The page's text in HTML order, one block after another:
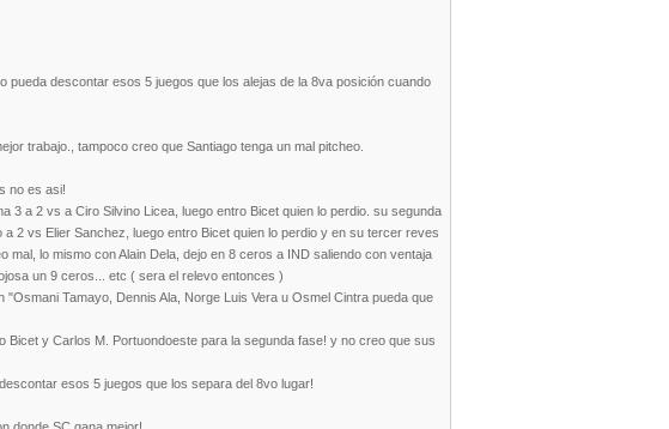
pueda descontar esos 5 juegos que los alejas de la 8va posición cuando
trabajo., tampoco creo que Santiago tenga un mal pitcheo.
no es asi!
3 a 2 vs a Ciro Silvino Licea, luego entro Bicet quien lo perdio. su segunda
2 vs Elier Sanchez, luego entro Bicet quien lo perdio y en su tercer reves
lo mismo con Alain Dela, dejo en 8 ceros a IND saliendo con ventaja
un 9 ceros... etc ( sera el relevo entonces )
Tamayo, Dennis Ala, Norge Luis Vera u Osmel Cintra pueda que
Bicet y Carlos M. Portuondoeste para la segunda fase! y no creo que sus
esos 5 juegos que los separa del 8vo lugar!